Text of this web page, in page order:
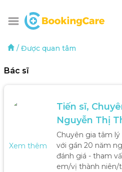
/ Được quan tâm
Bác sĩ
Xem thêm
Tiến sĩ,
Nguyễn Thị
Chuyên gia tâm
với gần 20 năm
đánh giá - tham
em/vị thành niên/